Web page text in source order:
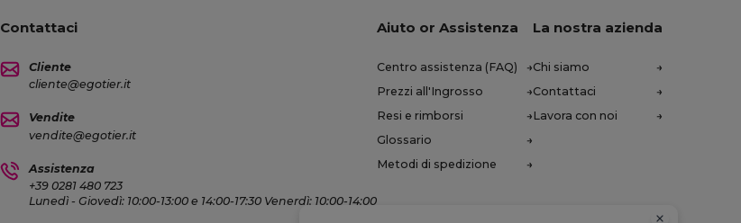
Contattaci
Cliente
cliente@egotier.it
Vendite
vendite@egotier.it
Assistenza
+39 0281 480 723
Lunedì - Giovedì: 10:00-13:00 e 14:00-17:30 Venerdì: 10:00-14:00
Aiuto or Assistenza
Centro assistenza (FAQ)
Prezzi all'Ingrosso
Resi e rimborsi
Glossario
Metodi di spedizione
La nostra azienda
Chi siamo
Contattaci
Lavora con noi